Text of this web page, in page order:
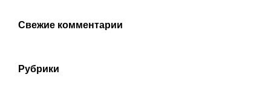
Свежие комментарии
Рубрики